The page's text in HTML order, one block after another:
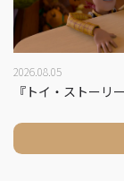
2026.08.05
『トイ・ストーリ